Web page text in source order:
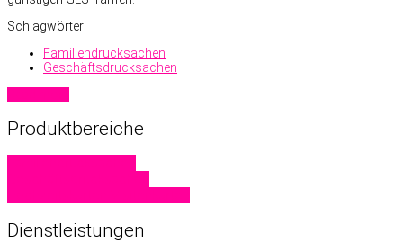
Schlagwörter
Familiendrucksachen
Geschäftsdrucksachen
Produktbereiche
Dienstleistungen